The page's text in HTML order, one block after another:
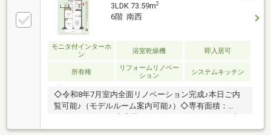
3LDK 73.59m2
6階 南西
モニタ付インターホ
ン
浴室乾燥機 即入居可
所有権
リフォームリノベー
ション
システムキッチン
◇令和8年7月室内全面リノベーション完成♪本日ご内
覧可能♪（モデルルーム案内可能♪）◇専有面積：
納♪全居室収納完備♪◇南西向きで陽当たり良好♪◇近